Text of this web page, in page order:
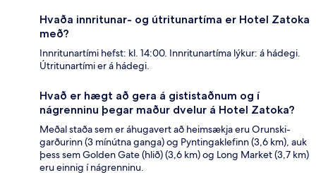
Hvaða innritunar- og útritunartíma er Hotel Zatoka
með?
Innritunartími hefst: kl. 14:00. Innritunartíma lýkur: á hádegi.
Útritunartími er á hádegi.
Hvað er hægt að gera á gististaðnum og í
nágrenninu þegar maður dvelur á Hotel Zatoka?
Meðal staða sem er áhugavert að heimsækja eru Orunski-
garðurinn (3 mínútna ganga) og Pyntingaklefinn (3,6 km), auk
þess sem Golden Gate (hlið) (3,6 km) og Long Market (3,7 km)
eru einnig í nágrenninu.